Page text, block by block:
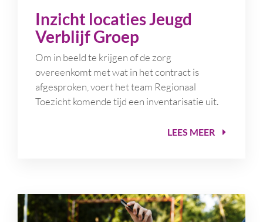
Inzicht locaties Jeugd
Verblijf Groep
Om in beeld te krijgen of de zorg
overeenkomt met wat in het contract is
afgesproken, voert hetteam Regionaal
Toezichtkomende tijd een inventarisatie uit.
LEES MEER